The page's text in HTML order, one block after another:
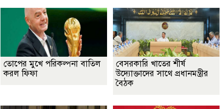
তোপের মুখে পরিকল্পনা বাতিল
করল ফিফা
বেসরকারি খাতের শীর্ষ
উদ্যোক্তাদের সাথে প্রধানমন্ত্রীর
বৈঠক